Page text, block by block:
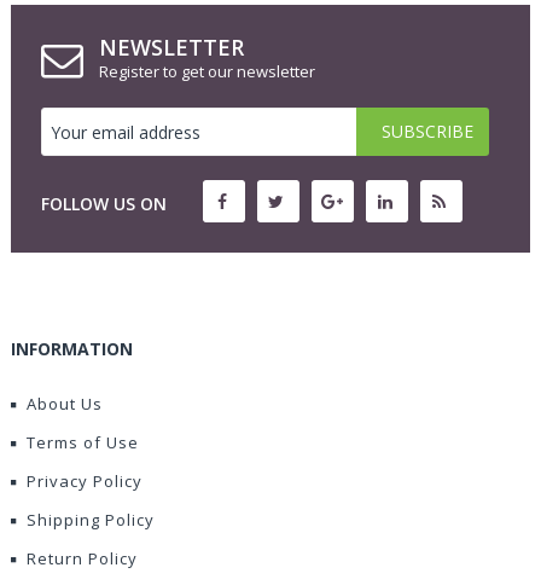
NEWSLETTER
Register to get our newsletter
FOLLOW US ON
INFORMATION
About Us
Terms of Use
Privacy Policy
Shipping Policy
Return Policy